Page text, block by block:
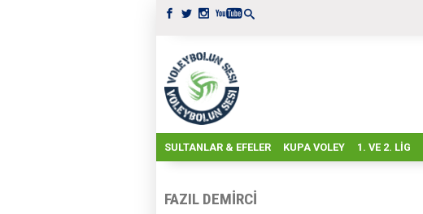
SULTANLAR & EFELER KUPA VOLEY 1. VE 2. LIG
FAZIL DEMIRCI